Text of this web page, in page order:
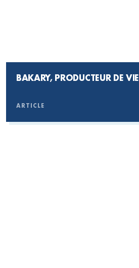
BAKARY, PRODUCTEUR DE VIE
ARTICLE